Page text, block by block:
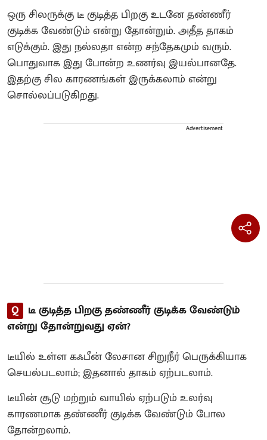
ஒரு சிலருக்கு டீ குடித்த பிறகு உடனே தண்ணீர்
குடிக்க வேண்டும் என்று தோன்றும். அதீத தாகம்
எடுக்கும். இது நல்லதா என்ற சந்தேகமும் வரும்.
பொதுவாக இது போன்ற உணர்வு இயல்பானதே.
இதற்கு சில காரணங்கள் இருக்கலாம் என்று
சொல்லப்படுகிறது.
Advertisement
Q டீ குடித்த பிறகு தண்ணீர் குடிக்க வேண்டும்
என்று தோன்றுவது ஏன்?
டீயில் உள்ள கஃபீன் லேசான சிறுநீர் பெருக்கியாக
செயல்படலாம்; இதனால் தாகம் ஏற்படலாம்.
டீயின் சூடு மற்றும் வாயில் ஏற்படும் உலர்வு
காரணமாக தண்ணீர் குடிக்க வேண்டும் போல
தோன்றலாம்.